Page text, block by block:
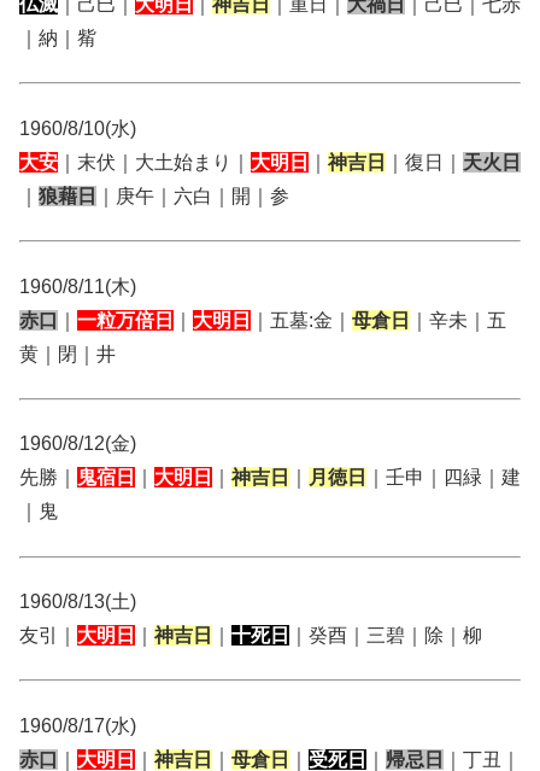
仏滅 ｜己巳｜ 大明日 神吉日 ｜重日｜ 大禍日
｜己巳｜七赤
｜納｜觜
1960/8/10(水)
大安 ｜末伏｜大土始まり｜ 大明日 神吉日 ｜復日｜ 天火日
狼藉日 ｜庚午｜六白｜開｜参
1960/8/11(木)
赤口
一粒万倍日 大明日 ｜五墓:金｜ 母倉日
｜辛未｜五
黄｜閉｜井
1960/8/12(金)
先勝｜
鬼宿日 大明日 神吉日 月徳日
｜壬申｜四緑｜建
｜鬼
1960/8/13(土)
友引｜ 大明日 神吉日 十死日 ｜癸酉｜三碧｜除｜柳
1960/8/17(水)
赤口
大明日 神吉日 母倉日 受死日 帰忌日
｜丁丑｜